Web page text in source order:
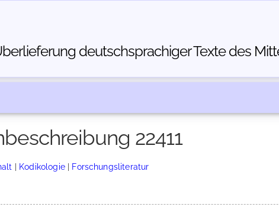
deutschsprachiger Texte des
22411
| Kodikologie| Forschungsliteratur